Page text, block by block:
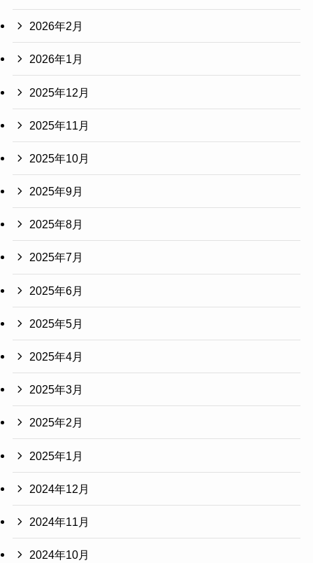
2026年2月
2026年1月
2025年12月
2025年11月
2025年10月
2025年9月
2025年8月
2025年7月
2025年6月
2025年5月
2025年4月
2025年3月
2025年2月
2025年1月
2024年12月
2024年11月
2024年10月